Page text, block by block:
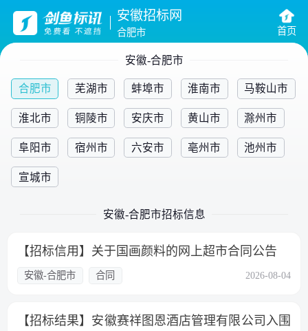
安徽招标网
合肥市 首页
安徽-合肥市
合肥市 芜湖市 蚌埠市 淮南市 马鞍山市
淮北市 铜陵市 安庆市 黄山市 滁州市
阜阳市 宿州市 六安市 亳州市 池州市
宣城市
安徽-合肥市招标信息
【招标信用】关于国画颜料的网上超市合同公告
安徽-合肥市 合同 2026-08-04
【招标结果】安徽赛祥图恩酒店管理有限公司入围